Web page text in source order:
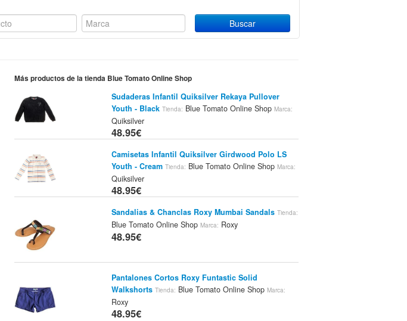
Más productos de la tienda Blue Tomato Online Shop
Sudaderas Infantil Quiksilver Rekaya Pullover
Youth - Black Tienda: Blue Tomato Online Shop Marca:
Quiksilver
48.95€
Camisetas Infantil Quiksilver Girdwood Polo LS
Youth - Cream Tienda: Blue Tomato Online Shop Marca:
Quiksilver
48.95€
Sandalias & Chanclas Roxy Mumbai Sandals Tienda:
Blue Tomato Online Shop Marca: Roxy
48.95€
Pantalones Cortos Roxy Funtastic Solid
Walkshorts Tienda: Blue Tomato Online Shop Marca:
Roxy
48.95€